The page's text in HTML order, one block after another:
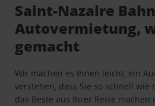
Saint-Nazaire
Autovermietung,
gemacht
Wir machen es Ihnen leicht, ein
verstehen, dass Sie so schnell
das Beste aus Ihrer Reise machen